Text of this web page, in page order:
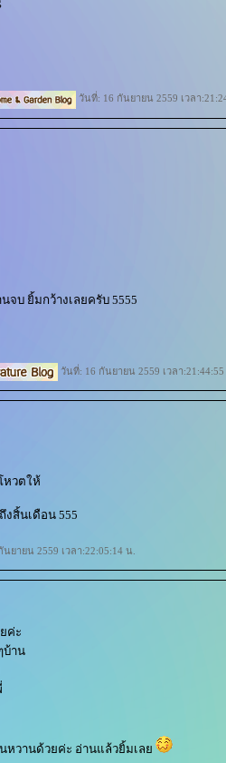
วันที่: 16 กันยายน 2559 เวลา
จบ ยิ้มกว้างเลยครับ 5555
วันที่: 16 กันยายน 2559 เวลา
วตให้
สิ้นเดือน 555
ยายน 2559 เวลา:22:05:14 น.
ค่ะ
บ้าน
หวานด้วยค่ะ อ่านแล้วยิ้มเล